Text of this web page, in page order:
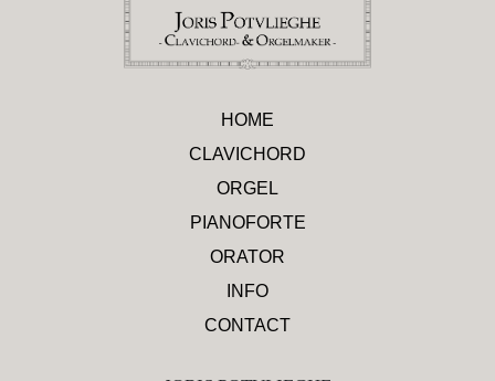
HOME
CLAVICHORD
ORGEL
PIANOFORTE
ORATOR
INFO
CONTACT